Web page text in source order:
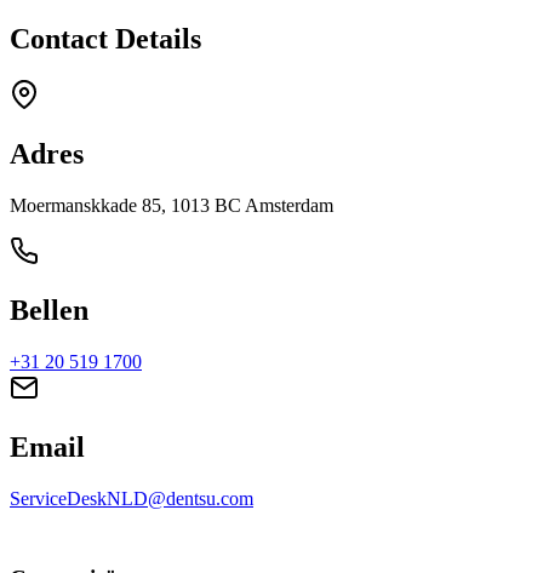
Contact Details
Adres
Moermanskkade 85, 1013 BC Amsterdam
Bellen
+31 20 519 1700
Email
ServiceDeskNLD@dentsu.com